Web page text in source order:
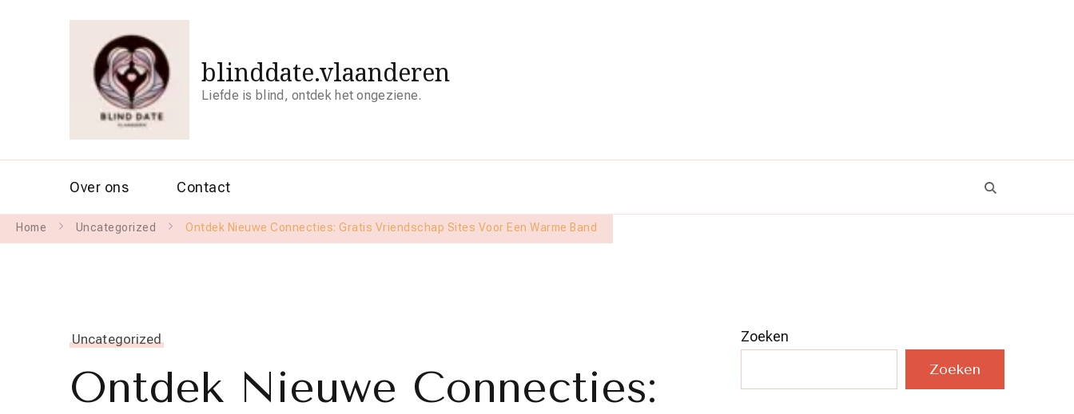
blinddate.vlaanderen
Liefde is blind, ontdek het ongeziene.
Over ons Contact
Home Uncategorized Ontdek Nieuwe Connecties: Gratis Vriendschap Sites Voor Een Warme Band
Uncategorized
Ontdek Nieuwe Connecties:
Zoeken
Zoeken